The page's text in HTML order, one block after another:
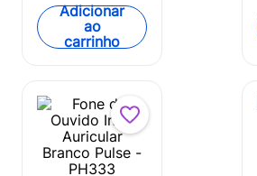
Adicionar
ao
carrinho